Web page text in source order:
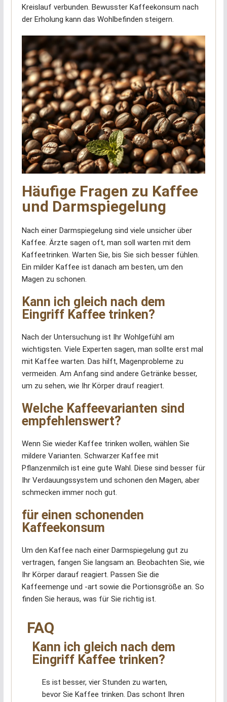
Kreislauf verbunden. Bewusster Kaffeekonsum nach
der Erholung kann das Wohlbefinden steigern.
Häufige Fragen zu Kaffee
und Darmspiegelung
Nach einer Darmspiegelung sind viele unsicher über
Kaffee. Ärzte sagen oft, man soll warten mit dem
Kaffeetrinken. Warten Sie, bis Sie sich besser fühlen.
Ein milder Kaffee ist danach am besten, um den
Magen zu schonen.
Kann ich gleich nach dem
Eingriff Kaffee trinken?
Nach der Untersuchung ist Ihr Wohlgefühl am
wichtigsten. Viele Experten sagen, man sollte erst mal
mit Kaffee warten. Das hilft, Magenprobleme zu
vermeiden. Am Anfang sind andere Getränke besser,
um zu sehen, wie Ihr Körper drauf reagiert.
Welche Kaffeevarianten sind
empfehlenswert?
Wenn Sie wieder Kaffee trinken wollen, wählen Sie
mildere Varianten. Schwarzer Kaffee mit
Pflanzenmilch ist eine gute Wahl. Diese sind besser für
Ihr Verdauungssystem und schonen den Magen, aber
schmecken immer noch gut.
für einen schonenden
Kaffeekonsum
Um den Kaffee nach einer Darmspiegelung gut zu
vertragen, fangen Sie langsam an. Beobachten Sie, wie
Ihr Körper darauf reagiert. Passen Sie die
Kaffeemenge und -art sowie die Portionsgröße an. So
finden Sie heraus, was für Sie richtig ist.
FAQ
Kann ich gleich nach dem
Eingriff Kaffee trinken?
Es ist besser, vier Stunden zu warten,
bevor Sie Kaffee trinken. Das schont Ihren